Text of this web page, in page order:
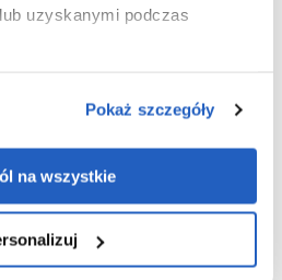
uzyskanymi podczas
Pokaż szczegóły
na wszystkie
z nocnych przeliczań.
JPK_MAG (ewidencja
ingerencji.
planowanie i
który odróżnia ReadyCore
pakietów
specyfika firmy